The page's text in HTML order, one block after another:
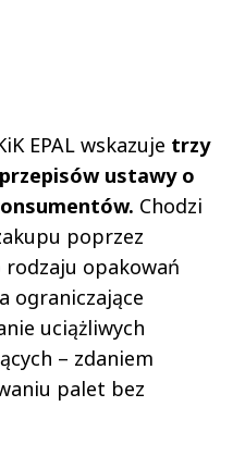
EPAL wskazuje trzy
ustawy o
Chodzi
poprzez
opakowań
ograniczające
uciążliwych
– zdaniem
palet bez